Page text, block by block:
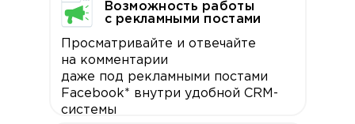
Возможность работы
с рекламными постами
Просматривайте и отвечайте
на комментарии
даже под рекламными постами
Facebook* внутри удобной CRM-
системы